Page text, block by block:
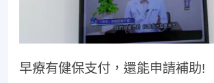
早療有健保支付，還能申請補助!